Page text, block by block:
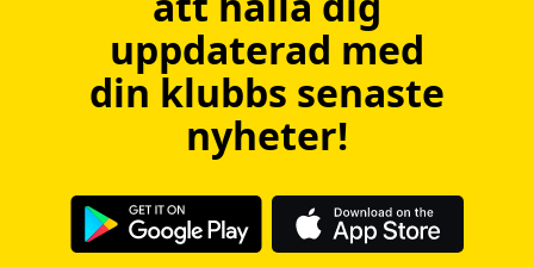
uppdaterad med
din klubbs senaste
nyheter!